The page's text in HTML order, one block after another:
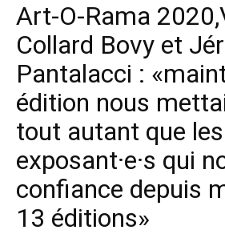
VOX
Art-O-Rama
Collard Bovy et
Pantalacci :
édition nous
tout autant que les
exposant·e·s qui
confiance depuis
13 éditions»